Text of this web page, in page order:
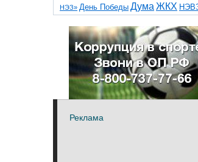
НЭЗ» День Победы Дума ЖКХ
НчГРЭС ТНТ
благоустройствоветераны
детидороги казаки коррупция
общественная палата парк пожар
спорт театр транспорт художники
Реклама